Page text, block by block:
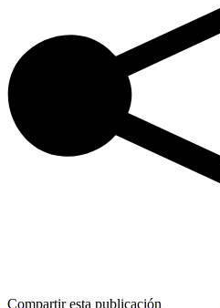
Compartir esta publicación